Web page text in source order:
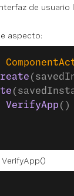
de
aspecto:
VerifyApp ()